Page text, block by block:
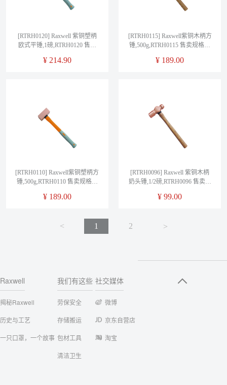
[RTRH0120] Raxwell 紫铜塑柄
欧式平锤,1磅,RTRH0120 售卖
¥ 214.90
[RTRH0115] Raxwell紫铜木柄方
锤,500g,RTRH0115 售卖规格：
¥ 189.00
[RTRH0110] Raxwell紫铜塑柄方
锤,500g,RTRH0110 售卖规格：
¥ 189.00
[RTRH0096] Raxwell 紫铜木柄
奶头锤,1/2磅,RTRH0096 售卖规
¥99.00
< 1 2 <
Raxwell
揭秘Raxwell
历史与工艺
一只口罩，一个故事
我们有这些
劳保安全
存储搬运
包材工具
清洁卫生
社交媒体
微博
京东自营店
淘宝